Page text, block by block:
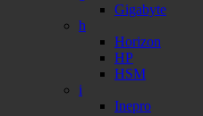
Gigabyte
h
Horizon
HP
HSM
i
Inepro